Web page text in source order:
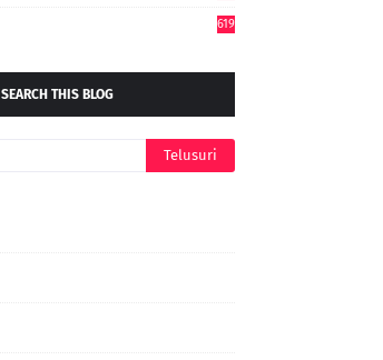
619
SEARCH THIS BLOG